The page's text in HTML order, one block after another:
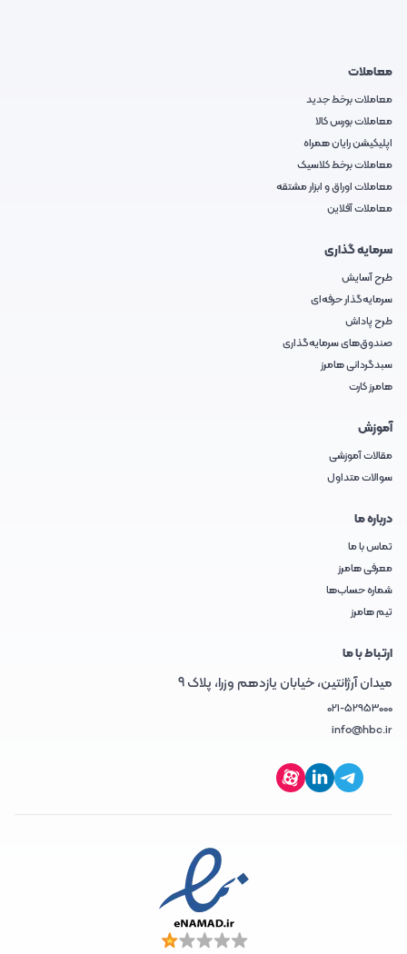
معاملات
معاملات برخط جدید
معاملات بورس کالا
اپلیکیشن رایان همراه
معاملات برخط کلاسیک
معاملات اوراق و ابزار مشتقه
معاملات آفلاین
سرمایه گذاری
طرح آسایش
سرمایه‌گذار حرفه‌ای
طرح پاداش
صندوق‌های سرمایه‌گذاری
سبدگردانی هامرز
هامرز کارت
آموزش
مقالات آموزشی
سوالات متداول
درباره ما
تماس با ما
معرفی هامرز
شماره حساب‌ها
تیم هامرز
ارتباط با ما
میدان آرژانتین، خیابان یازدهم وزرا، پلاک 9
021-52953000
info@hbc.ir